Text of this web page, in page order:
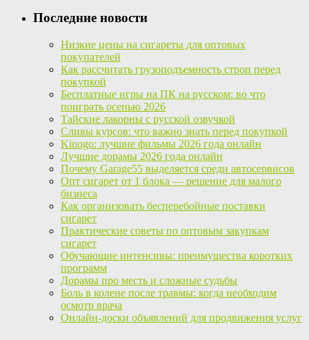
Последние новости
Низкие цены на сигареты для оптовых
покупателей
Как рассчитать грузоподъемность строп перед
покупкой
Бесплатные игры на ПК на русском: во что
поиграть осенью 2026
Тайские лакорны с русской озвучкой
Сливы курсов: что важно знать перед покупкой
Kinogo: лучшие фильмы 2026 года онлайн
Лучшие дорамы 2026 года онлайн
Почему Garage55 выделяется среди автосервисов
Опт сигарет от 1 блока — решение для малого
бизнеса
Как организовать бесперебойные поставки
сигарет
Практические советы по оптовым закупкам
сигарет
Обучающие интенсивы: преимущества коротких
программ
Дорамы про месть и сложные судьбы
Боль в колене после травмы: когда необходим
осмотр врача
Онлайн-доски объявлений для продвижения услуг